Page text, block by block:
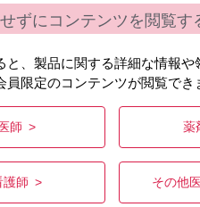
二外科へ入局。1998年に長
植・肝胆膵外科勤務などを
理事、日本臓器移植ネットワ
ずにコンテンツを閲覧す
と、製品に関する詳細な情報や
員限定のコンテンツが閲覧でき
医師 薬
護師 その他